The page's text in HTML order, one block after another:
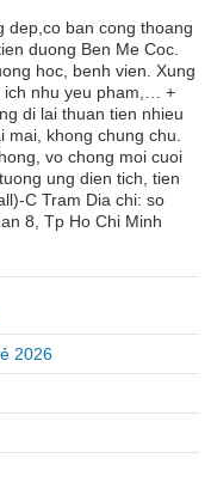
dep,co ban cong thoang
duong Ben Me Coc.
hoc, benh vien. Xung
ich nhu yeu pham,… +
di lai thuan tien nhieu
khong chung chu.
vo chong moi cuoi
ung dien tich, tien
C Tram Dia chi: so
8, Tp Ho Chi Minh
2026